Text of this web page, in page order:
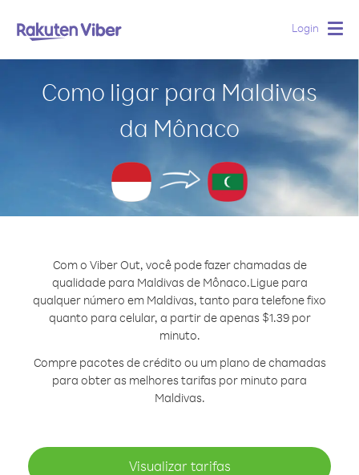
Login
Como ligar para Maldivas
da Mônaco
Com o Viber Out, você pode fazer chamadas de
qualidade para Maldivas de Mônaco.Ligue para
qualquer número em Maldivas, tanto para telefone fixo
quanto para celular, a partir de apenas $1.39 por
minuto.
Compre pacotes de crédito ou um plano de chamadas
para obter as melhores tarifas por minuto para
Maldivas.
Visualizar tarifas